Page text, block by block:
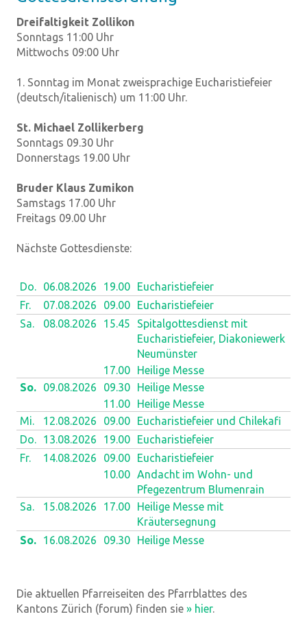
Dreifaltigkeit Zollikon
Sonntags 11:00 Uhr
Mittwochs 09:00 Uhr
1. Sonntag im Monat zweisprachige Eucharistiefeier
(deutsch/italienisch) um 11:00 Uhr.
St. Michael Zollikerberg
Sonntags 09.30 Uhr
Donnerstags 19.00 Uhr
Bruder Klaus Zumikon
Samstags 17.00 Uhr
Freitags 09.00 Uhr
Nächste Gottesdienste:
Do. 06.08.2026 19.00
Eucharistiefeier
Fr.
07.08.2026 09.00
Eucharistiefeier
Sa.
08.08.2026 15.45
Spitalgottesdienst mit
Eucharistiefeier, Diakoniewerk
Neumünster
17.00
Heilige Messe
So.
09.08.2026 09.30
Heilige Messe
11.00
Heilige Messe
Mi.
12.08.2026 09.00
Eucharistiefeier und Chilekafi
Do.
13.08.2026 19.00
Eucharistiefeier
Fr.
14.08.2026 09.00
Eucharistiefeier
10.00 Andacht im Wohn- und
Pfegezentrum Blumenrain
Sa.
15.08.2026 17.00
Heilige Messe mit
Kräutersegnung
So.
16.08.2026 09.30 Heilige Messe
Die aktuellen Pfarreiseiten des Pfarrblattes des
Kantons Zürich (forum) finden sie » hier.